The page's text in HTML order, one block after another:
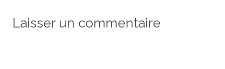
Laisser un commentaire